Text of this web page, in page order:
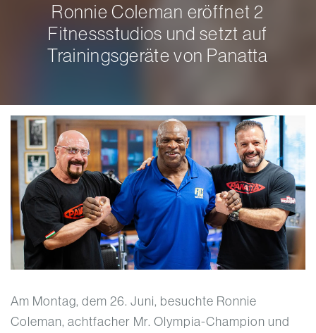
Ronnie Coleman eröffnet 2
Fitnessstudios und setzt auf
Trainingsgeräte von Panatta
Am Montag, dem 26. Juni, besuchte Ronnie
Coleman, achtfacher Mr. Olympia-Champion und